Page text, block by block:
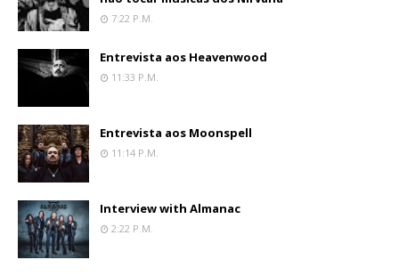
7:22 P.m.
Entrevista aos Heavenwood
11:33 P.m.
Entrevista aos Moonspell
11:14 P.m.
Interview with Almanac
2:22 P.m.